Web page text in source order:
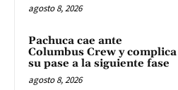
agosto 8, 2026
Pachuca cae ante
Columbus Crew y complica
su pase a la siguiente fase
agosto 8, 2026